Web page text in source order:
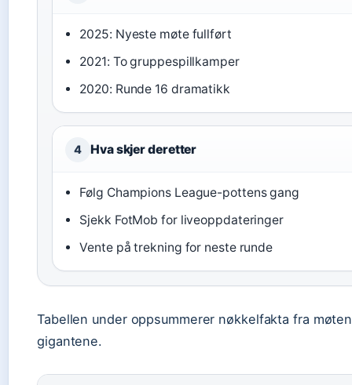
2025: Nyeste møte fullført
2021: To gruppespillkamper
2020: Runde 16 dramatikk
4 Hva skjer deretter
Følg Champions League-pottens gang
Sjekk FotMob for liveoppdateringer
Vente på trekning for neste runde
Tabellen under oppsummerer nøkkelfakta fra
gigantene.